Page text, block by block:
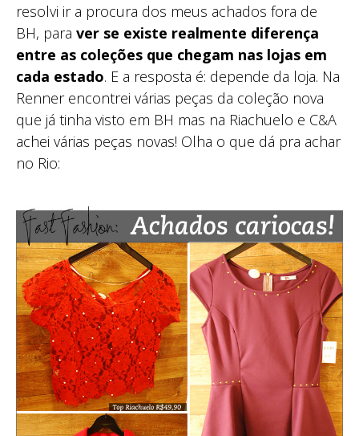
resolvi ir a procura dos meus achados fora de
BH, para ver se existe realmente diferença
entre as coleções que chegam nas lojas em
cada estado. E a resposta é: depende da loja. Na
Renner encontrei várias peças da coleção nova
que já tinha visto em BH mas na Riachuelo e C&A
achei várias peças novas! Olha o que dá pra achar
no Rio: